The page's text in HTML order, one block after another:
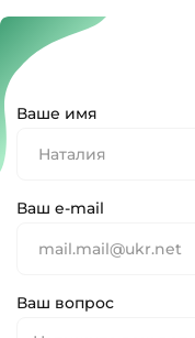
Ваше имя
Ваш e-mail
Ваш вопрос